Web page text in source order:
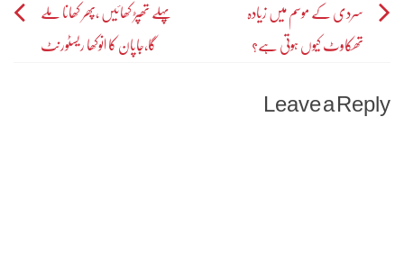
Post
navigation
سردی کے موسم میں زیادہ
تھکاوٹ کیوں ہوتی ہے؟
پہلے تھپڑ کھائیں ،پھر کھانا ملے
گا،جاپان کا انوکھا ریسٹورنٹ
Leave a Reply